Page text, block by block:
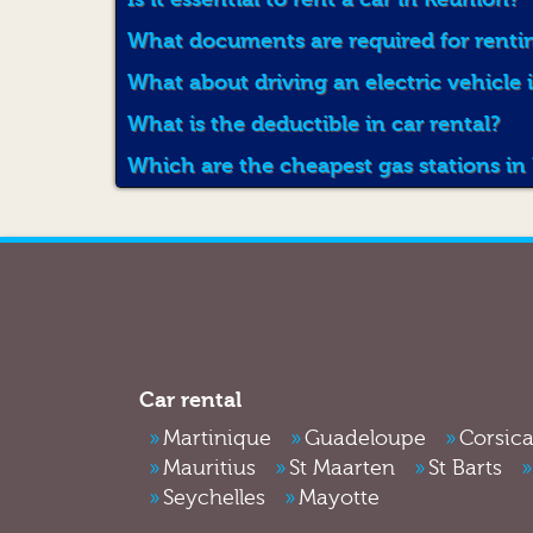
What documents are required for
What about driving an electric vehicle
What is the deductible in car rental?
Which are the cheapest gas stations in
Car rental
Martinique
Guadeloupe Corsica
Mauritius
St Maarten St Barts
Seychelles
Mayotte